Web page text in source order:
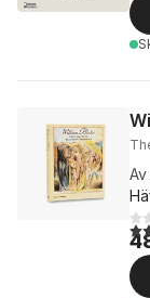
Av
4,5